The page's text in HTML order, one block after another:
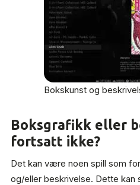
Bokskunst og
Boksgrafikk eller
fortsatt ikke?
Det kan være noen spill som
og/eller beskrivelse. Dette kan